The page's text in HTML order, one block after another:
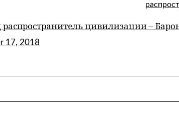
цивилизации –
17, 2018